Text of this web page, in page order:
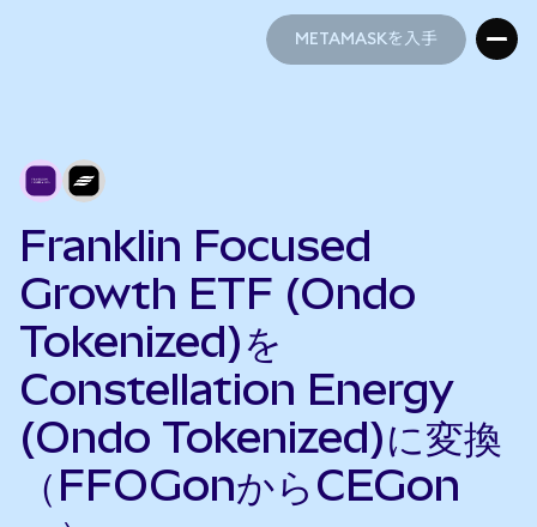
METAMASKを入手
Franklin Focused
Growth ETF (Ondo
Tokenized)を
Constellation Energy
(Ondo Tokenized)に変換
（FFOGonからCEGon